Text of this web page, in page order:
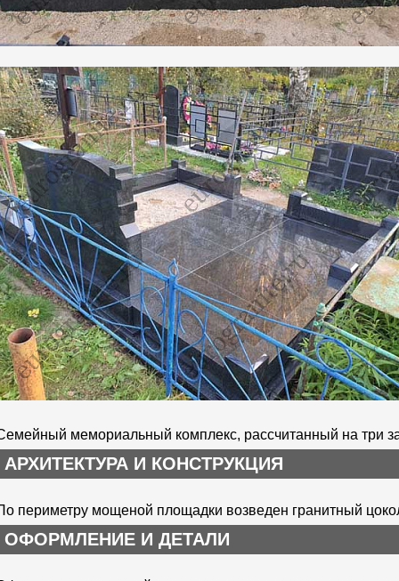
мемориальный комплекс, рассчитанный на три
АРХИТЕКТУРА И КОНСТРУКЦИЯ
периметру мощеной площадки возведен гранитный
ОФОРМЛЕНИЕ И ДЕТАЛИ